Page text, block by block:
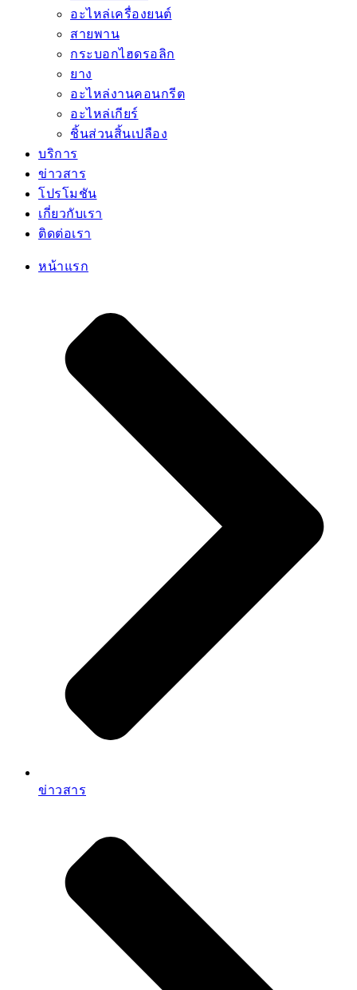
อะไหล่เครื่องยนต์
สายพาน
กระบอกไฮดรอลิก
ยาง
อะไหล่งานคอนกรีต
อะไหล่เกียร์
ชิ้นส่วนสิ้นเปลือง
บริการ
ข่าวสาร
โปรโมชัน
เกี่ยวกับเรา
ติดต่อเรา
หน้าแรก
ข่าวสาร